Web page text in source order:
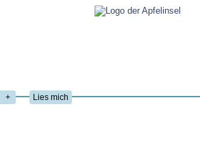
+ Lies mich